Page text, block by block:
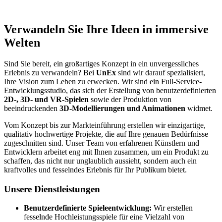
Verwandeln Sie Ihre Ideen in immersive
Welten
Sind Sie bereit, ein großartiges Konzept in ein unvergessliches
Erlebnis zu verwandeln? Bei UnEx sind wir darauf spezialisiert,
Ihre Vision zum Leben zu erwecken. Wir sind ein Full-Service-
Entwicklungsstudio, das sich der Erstellung von benutzerdefinierten
2D-, 3D- und VR-Spielen sowie der Produktion von
beeindruckenden 3D-Modellierungen und Animationen widmet.
Vom Konzept bis zur Markteinführung erstellen wir einzigartige,
qualitativ hochwertige Projekte, die auf Ihre genauen Bedürfnisse
zugeschnitten sind. Unser Team von erfahrenen Künstlern und
Entwicklern arbeitet eng mit Ihnen zusammen, um ein Produkt zu
schaffen, das nicht nur unglaublich aussieht, sondern auch ein
kraftvolles und fesselndes Erlebnis für Ihr Publikum bietet.
Unsere Dienstleistungen
Benutzerdefinierte Spieleentwicklung: Wir erstellen
fesselnde Hochleistungsspiele für eine Vielzahl von